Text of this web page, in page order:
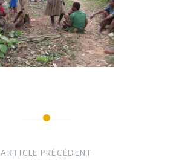
ARTICLE PRÉCÉDENT